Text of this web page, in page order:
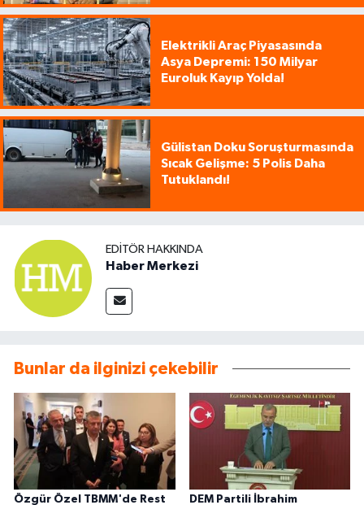
Elektrikli Araç Piyasasında
Asya Depremi: 150 Milyar
Euroluk Kayıp Yolda!
Gülistan Doku Soruşturmasında
Sıcak Gelişme: 5 Polis Daha
Tutuklandı!
EDITÖR HAKKINDA
Haber Merkezi
Bunlar da ilginizi çekebilir
Özgür Özel TBMM'de Rest DEM Partili İbrahim